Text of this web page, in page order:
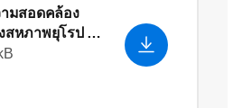
มสอดคล้อง
สหภาพยุโรป -